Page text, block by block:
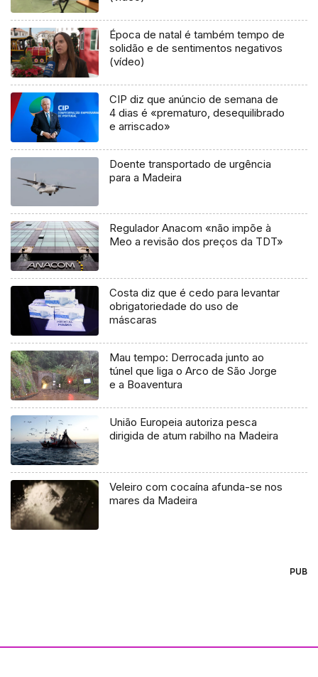
Época de natal é também tempo de
solidão e de sentimentos negativos
(vídeo)
CIP diz que anúncio de semana de
4 dias é «prematuro, desequilibrado
e arriscado»
Doente transportado de urgência
para a Madeira
Regulador Anacom «não impõe à
Meo a revisão dos preços da TDT»
Costa diz que é cedo para levantar
obrigatoriedade do uso de
máscaras
Mau tempo: Derrocada junto ao
túnel que liga o Arco de São Jorge
e a Boaventura
União Europeia autoriza pesca
dirigida de atum rabilho na Madeira
Veleiro com cocaína afunda-se nos
mares da Madeira
PUB